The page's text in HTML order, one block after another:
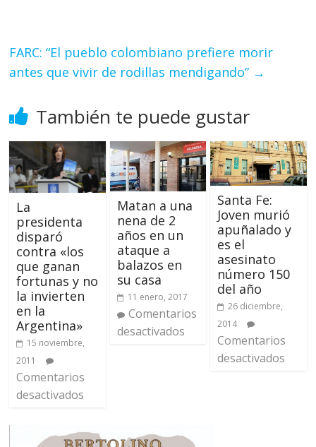
FARC: “El pueblo colombiano prefiere morir
antes que vivir de rodillas mendigando” →
También te puede gustar
La
presidenta
disparó
contra «los
que ganan
fortunas y no
la invierten
en la
Argentina»
15 noviembre,
2011
Comentarios
desactivados
Matan a una
nena de 2
años en un
ataque a
balazos en
su casa
11 enero, 2017
Comentarios
desactivados
Santa Fe:
Joven murió
apuñalado y
es el
asesinato
número 150
del año
26 diciembre,
2014
Comentarios
desactivados